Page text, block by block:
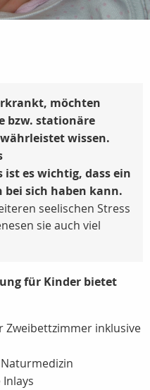
möchten
bzw. stationäre
wissen.
es wichtig, dass ein
bei sich haben kann.
seelischen Stress
sie auch viel
für Kinder bietet
Zweibettzimmer inklusive